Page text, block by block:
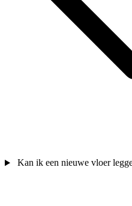
Kan ik een nieuwe vloer